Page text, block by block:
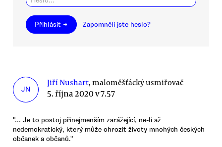
Přihlásit → Zapomněli jste heslo?
JN
Jiří Nushart, maloměšťácký usmiřovač
5. října 2020 v 7.57
"... Je to postoj přinejmenším zarážející, ne-li až
nedemokratický, který může ohrozit životy mnohých českých
občanek a občanů."